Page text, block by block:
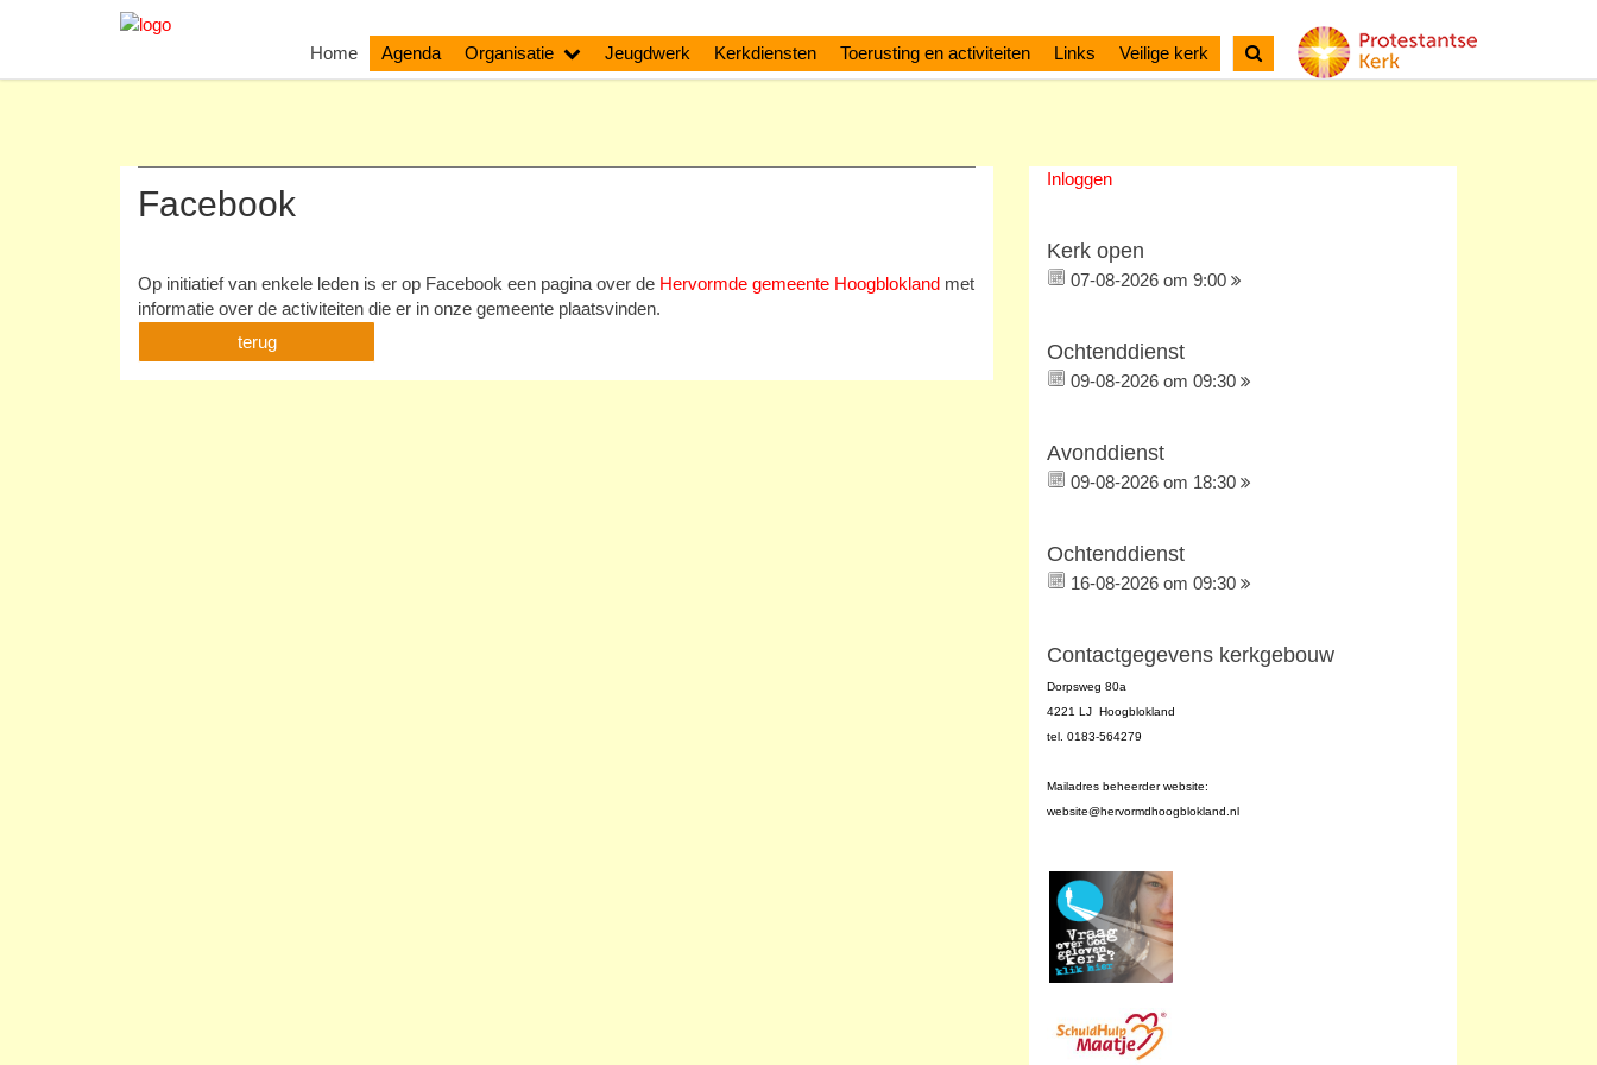
Home Agenda Organisatie Jeugdwerk Kerkdiensten Toerusting en activiteiten Links Veilige kerk
Facebook
Op initiatief van enkele leden is er op Facebook een pagina over de Hervormde gemeente Hoogblokland met
informatie over de activiteiten die er in onze gemeente plaatsvinden.
terug
Inloggen
Kerk open
07-08-2026 om 9:00
Ochtenddienst
09-08-2026 om 09:30
Avonddienst
09-08-2026 om 18:30
Ochtenddienst
16-08-2026 om 09:30
Contactgegevens kerkgebouw
Dorpsweg 80a
4221 LJ Hoogblokland
tel. 0183-564279
Mailadres beheerder website:
website@hervormdhoogblokland.nl